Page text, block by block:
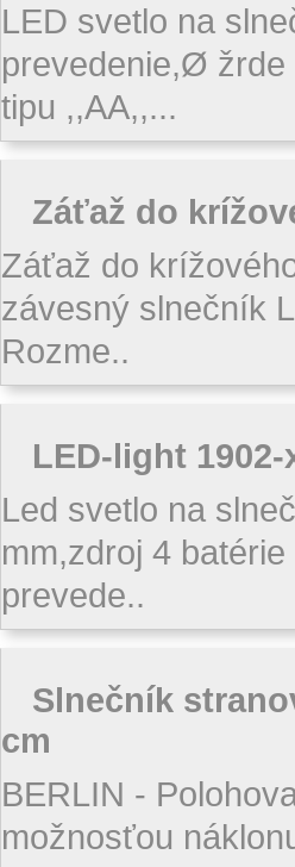
LED svetlo na
prevedenie,Ø žrde
tipu ,,AA,,...
Záťaž do
Záťaž do
závesný slnečník
Rozme..
LED-light 1902-
Led svetlo na
mm,zdroj 4
prevede..
Slnečník
cm
BERLIN -
možnosťou